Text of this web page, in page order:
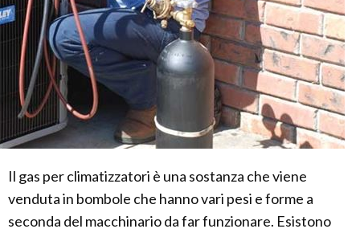
Il gas per climatizzatori è una sostanza che viene
venduta in bombole che hanno vari pesi e forme a
seconda del macchinario da far funzionare. Esistono